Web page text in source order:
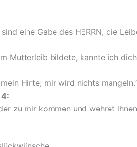
sind eine Gabe des HERRN, die
Mutterleib bildete, kannte ich
mein Hirte; mir wird nichts
zu mir kommen und wehret